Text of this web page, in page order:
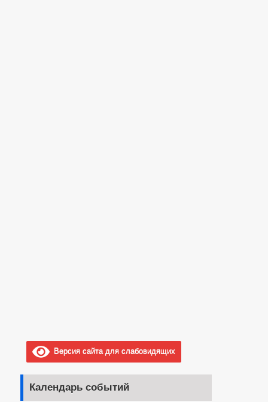
Версия сайта для слабовидящих
Календарь событий